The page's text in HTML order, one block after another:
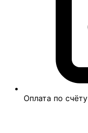
Оплата по